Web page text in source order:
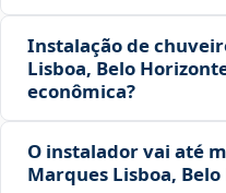
Instalação de
Lisboa, Belo
econômica?
O instalador vai até
Marques Lisboa, Belo